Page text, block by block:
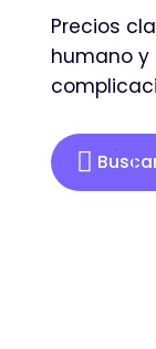
Precios
humano y